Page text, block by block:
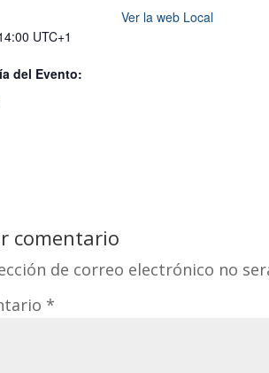
UTC+1
del Evento:
Ver la web Local
comentario
de correo electrónico no
*